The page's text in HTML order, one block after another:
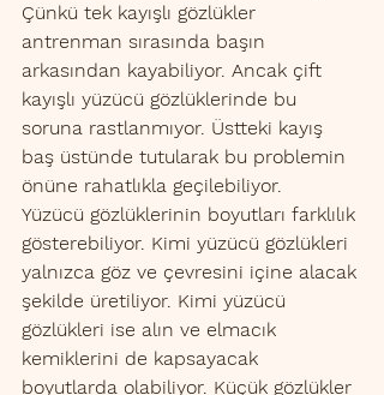
Çünkü tek kayışlı gözlükler
antrenman sırasında başın
arkasından kayabiliyor. Ancak çift
kayışlı yüzücü gözlüklerinde bu
soruna rastlanmıyor. Üstteki kayış
baş üstünde tutularak bu problemin
önüne rahatlıkla geçilebiliyor.
Yüzücü gözlüklerinin boyutları farklılık
gösterebiliyor. Kimi yüzücü gözlükleri
yalnızca göz ve çevresini içine alacak
şekilde üretiliyor. Kimi yüzücü
gözlükleri ise alın ve elmacık
kemiklerini de kapsayacak
boyutlarda olabiliyor. Küçük gözlükler